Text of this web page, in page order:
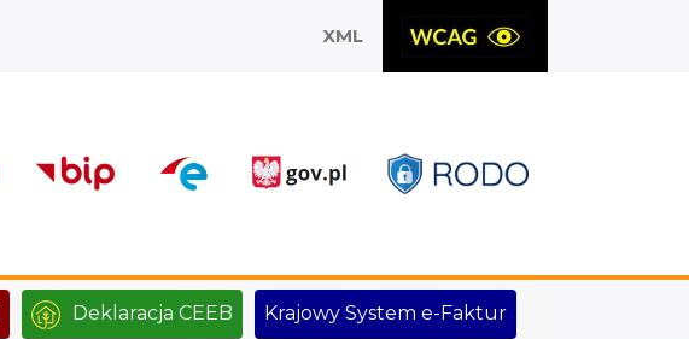
XML
Deklaracja CEEB Krajowy System e-Faktur